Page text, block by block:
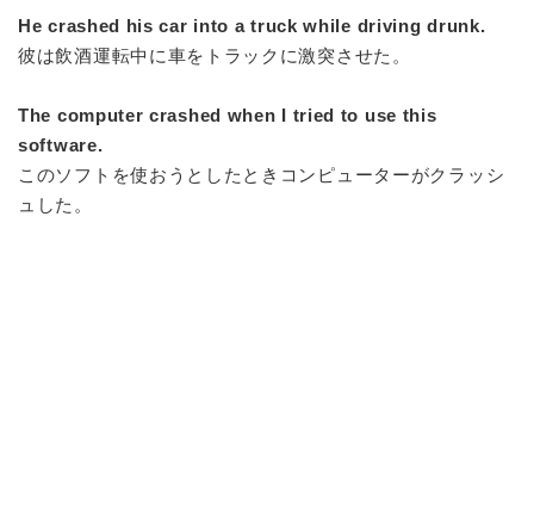
He crashed his car into a truck while driving drunk.
彼は飲酒運転中に車をトラックに激突させた。
The computer crashed when I tried to use this
software.
このソフトを使おうとしたときコンピューターがクラッシ
ュした。